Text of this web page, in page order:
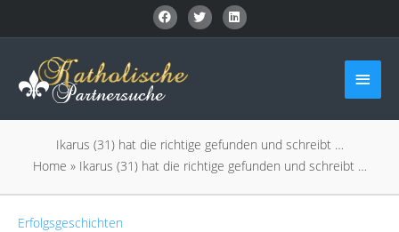
Ikarus (31) hat die richtige gefunden und schreibt …
Home » Ikarus (31) hat die richtige gefunden und schreibt …
Erfolgsgeschichten